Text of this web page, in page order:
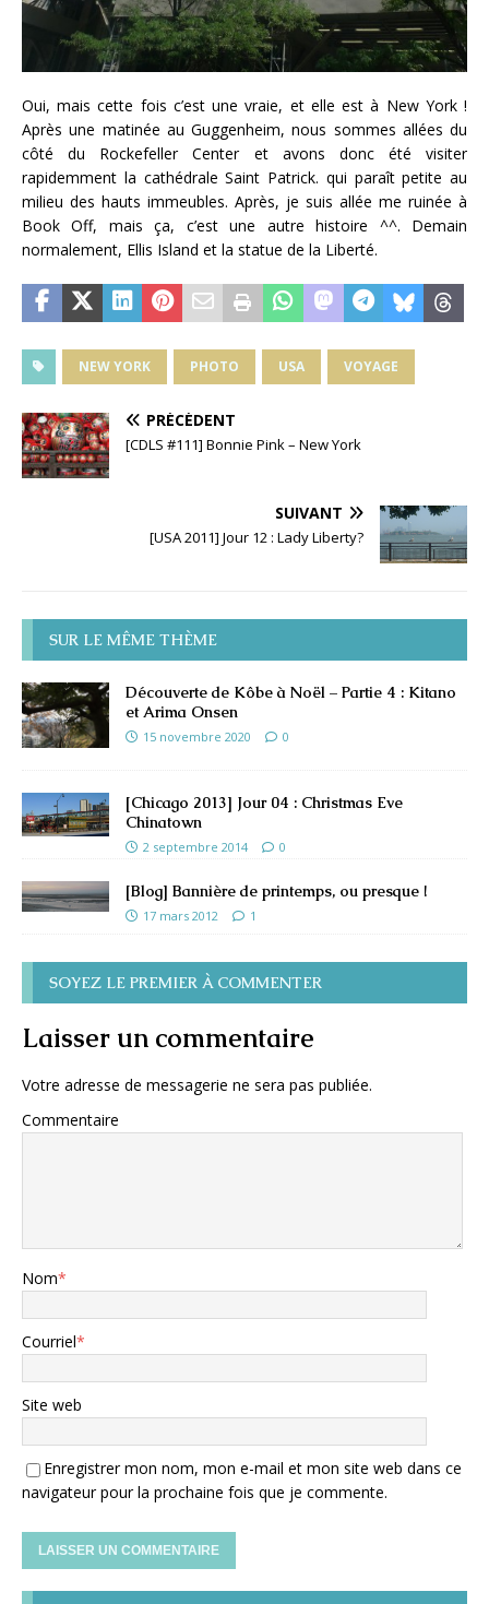
Oui, mais cette fois c’est une vraie, et elle est à New York !
Après une matinée au Guggenheim, nous sommes allées du
côté du Rockefeller Center et avons donc été visiter
rapidemment la cathédrale Saint Patrick. qui paraît petite au
milieu des hauts immeubles. Après, je suis allée me ruinée à
Book Off, mais ça, c’est une autre histoire ^^. Demain
normalement, Ellis Island et la statue de la Liberté.
NEW YORK PHOTO USA VOYAGE
PRÉCÉDENT
[CDLS #111] Bonnie Pink – New York
SUIVANT
[USA 2011] Jour 12 : Lady Liberty?
SUR LE MÊME THÈME
Découverte de Kôbe à Noël – Partie 4 : Kitano
et Arima Onsen
15 novembre 2020 0
[Chicago 2013] Jour 04 : Christmas Eve
Chinatown
2 septembre 2014 0
[Blog] Bannière de printemps, ou presque !
17 mars 2012 1
SOYEZ LE PREMIER À COMMENTER
Laisser un commentaire
Votre adresse de messagerie ne sera pas publiée.
Commentaire
Nom*
Courriel*
Site web
Enregistrer mon nom, mon e-mail et mon site web dans ce
navigateur pour la prochaine fois que je commente.